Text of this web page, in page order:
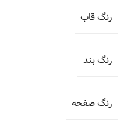
رنگ قاب
رنگ بند
رنگ صفحه